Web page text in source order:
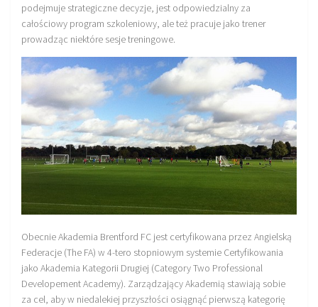
podejmuje strategiczne decyzje, jest odpowiedzialny za
całościowy program szkoleniowy, ale też pracuje jako trener
prowadząc niektóre sesje treningowe.
Obecnie Akademia Brentford FC jest certyfikowana przez Angielską
Federacje (The FA) w 4-tero stopniowym systemie Certyfikowania
jako Akademia Kategorii Drugiej (Category Two Professional
Developement Academy). Zarządzający Akademią stawiają sobie
za cel, aby w niedalekiej przyszłości osiągnąć pierwszą kategorię